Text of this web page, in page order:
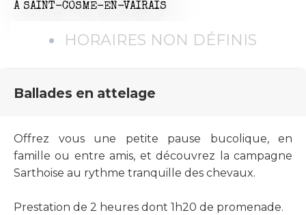
À SAINT-COSME-EN-VAIRAIS
HORAIRES NON DÉFINIS
Ballades en attelage
Offrez vous une petite pause bucolique, en
famille ou entre amis, et découvrez la campagne
Sarthoise au rythme tranquille des chevaux.
Prestation de 2 heures dont 1h20 de promenade.